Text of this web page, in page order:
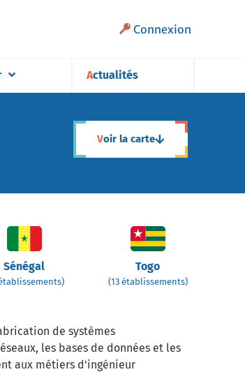
Connexion
Actualités
Voir la carte
Sénégal Togo
(13 établissements)
de systèmes
les bases de données et les
aux métiers d'ingénieur